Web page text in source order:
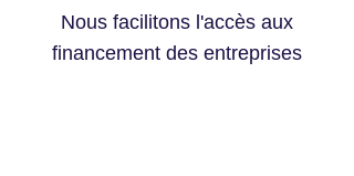
Nous facilitons l'accès aux
financement des entreprises